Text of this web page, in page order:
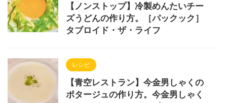
【ノンストップ】冷製めんたいチー
ズうどんの作り方。［パックック］
タブロイド・ザ・ライフ
レシピ
【青空レストラン】今金男しゃくの
ポタージュの作り方。今金男しゃく